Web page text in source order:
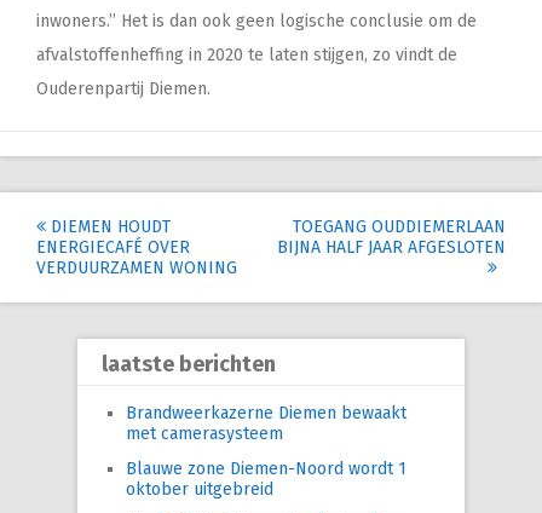
inwoners.’’ Het is dan ook geen logische conclusie om de
afvalstoffenheffing in 2020 te laten stijgen, zo vindt de
Ouderenpartij Diemen.
Post
navigation
DIEMEN HOUDT
ENERGIECAFÉ OVER
VERDUURZAMEN WONING
TOEGANG OUDDIEMERLAAN
BIJNA HALF JAAR AFGESLOTEN
laatste berichten
Brandweerkazerne Diemen bewaakt
met camerasysteem
Blauwe zone Diemen-Noord wordt 1
oktober uitgebreid